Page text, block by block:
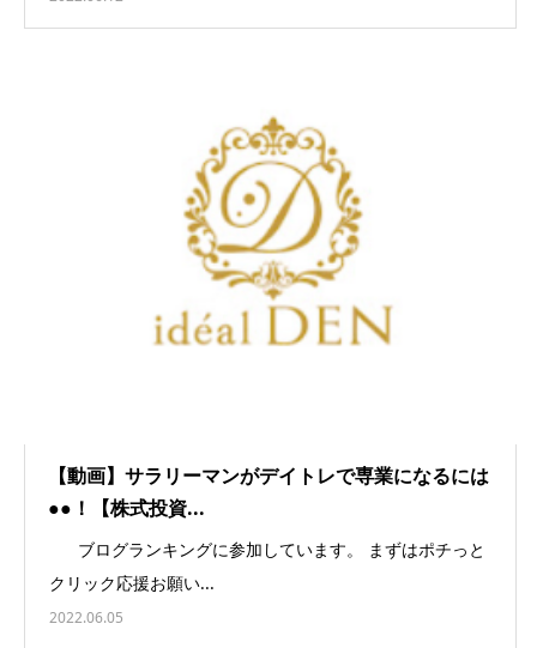
【動画】サラリーマンがデイトレで専業になるには
●●！【株式投資...
ブログランキングに参加しています。 まずはポチっと
クリック応援お願い...
2022.06.05